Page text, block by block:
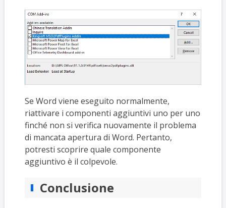
Se Word viene eseguito normalmente,
riattivare i componenti aggiuntivi uno per uno
finché non si verifica nuovamente il problema
di mancata apertura di Word. Pertanto,
potresti scoprire quale componente
aggiuntivo è il colpevole.
Conclusione